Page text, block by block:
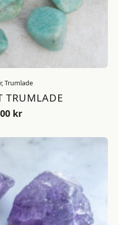
Trumlade
TRUMLADE
kr